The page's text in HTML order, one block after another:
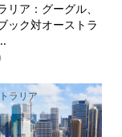
リア：グーグル、
ック対オーストラ
ラリア